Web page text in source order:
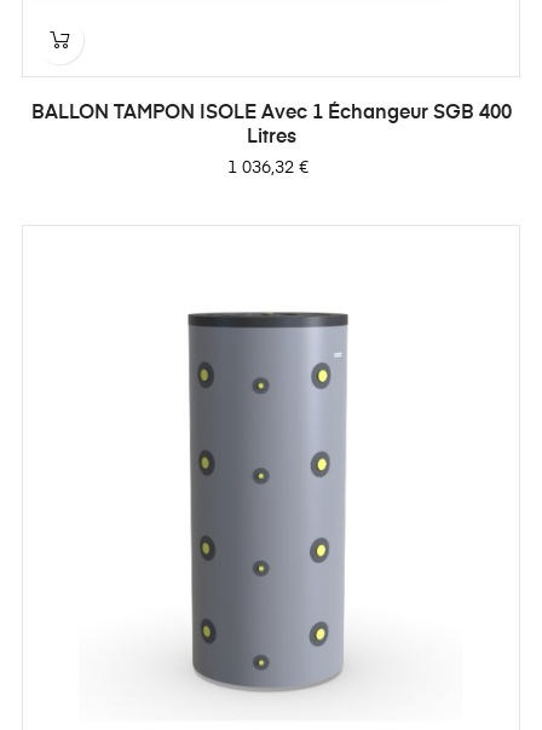
BALLON TAMPON ISOLE Avec 1 Échangeur SGB 400
Litres
Prix
1 036,32 €